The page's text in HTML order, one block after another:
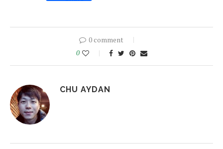
0 comment
0
CHU AYDAN